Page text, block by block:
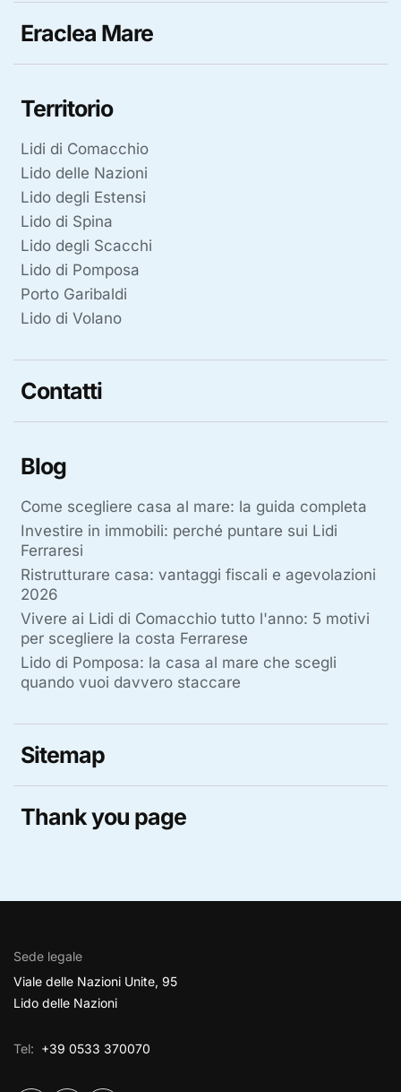
Eraclea Mare
Territorio
Lidi di Comacchio
Lido delle Nazioni
Lido degli Estensi
Lido di Spina
Lido degli Scacchi
Lido di Pomposa
Porto Garibaldi
Lido di Volano
Contatti
Blog
Come scegliere casa al mare: la guida completa
Investire in immobili: perché puntare sui Lidi
Ferraresi
Ristrutturare casa: vantaggi fiscali e agevolazioni
2026
Vivere ai Lidi di Comacchio tutto l'anno: 5 motivi
per scegliere la costa Ferrarese
Lido di Pomposa: la casa al mare che scegli
quando vuoi davvero staccare
Sitemap
Thank you page
Sede legale
Viale delle Nazioni Unite, 95
Lido delle Nazioni
Tel: +39 0533 370070